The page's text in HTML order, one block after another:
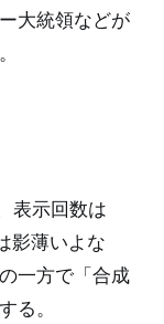
大統領などが
表示回数は
影薄いよな
一方で「合成
る。